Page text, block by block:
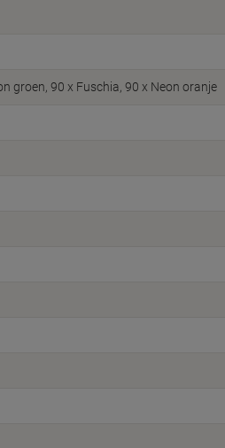
groen, 90 x Fuschia, 90 x Neon oranje